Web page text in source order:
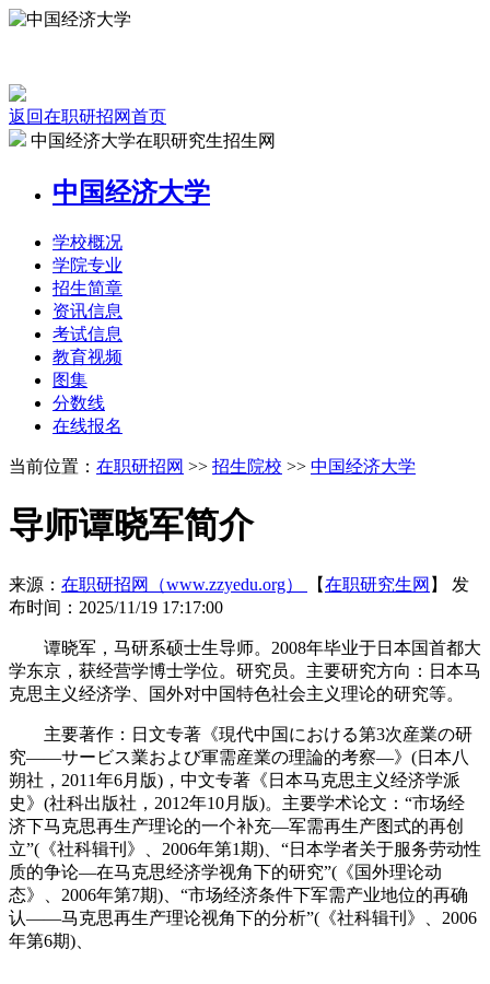
返回在职研招网首页
中国经济大学在职研究生招生网
中国经济大学
学校概况
学院专业
招生简章
资讯信息
考试信息
教育视频
图集
分数线
在线报名
当前位置： 在职研招网 >> 招生院校 >> 中国经济大学
导师谭晓军简介
来源： 在职研招网（www.zzyedu.org） 【在职研究生网 】
发
布时间：2025/11/19 17:17:00
谭晓军，马研系硕士生导师。2008年毕业于日本国首都大
学东京，获经营学博士学位。研究员。主要研究方向：日本马
克思主义经济学、国外对中国特色社会主义理论的研究等。
主要著作：日文专著《現代中国における第3次産業の研
究――サービス業および軍需産業の理論的考察―》(日本八
朔社，2011年6月版)，中文专著《日本马克思主义经济学派
史》(社科出版社，2012年10月版)。主要学术论文：“市场经
济下马克思再生产理论的一个补充―军需再生产图式的再创
立”(《社科辑刊》、2006年第1期)、“日本学者关于服务劳动性
质的争论―在马克思经济学视角下的研究”(《国外理论动
态》、2006年第7期)、“市场经济条件下军需产业地位的再确
认——马克思再生产理论视角下的分析”(《社科辑刊》、2006
年第6期)、